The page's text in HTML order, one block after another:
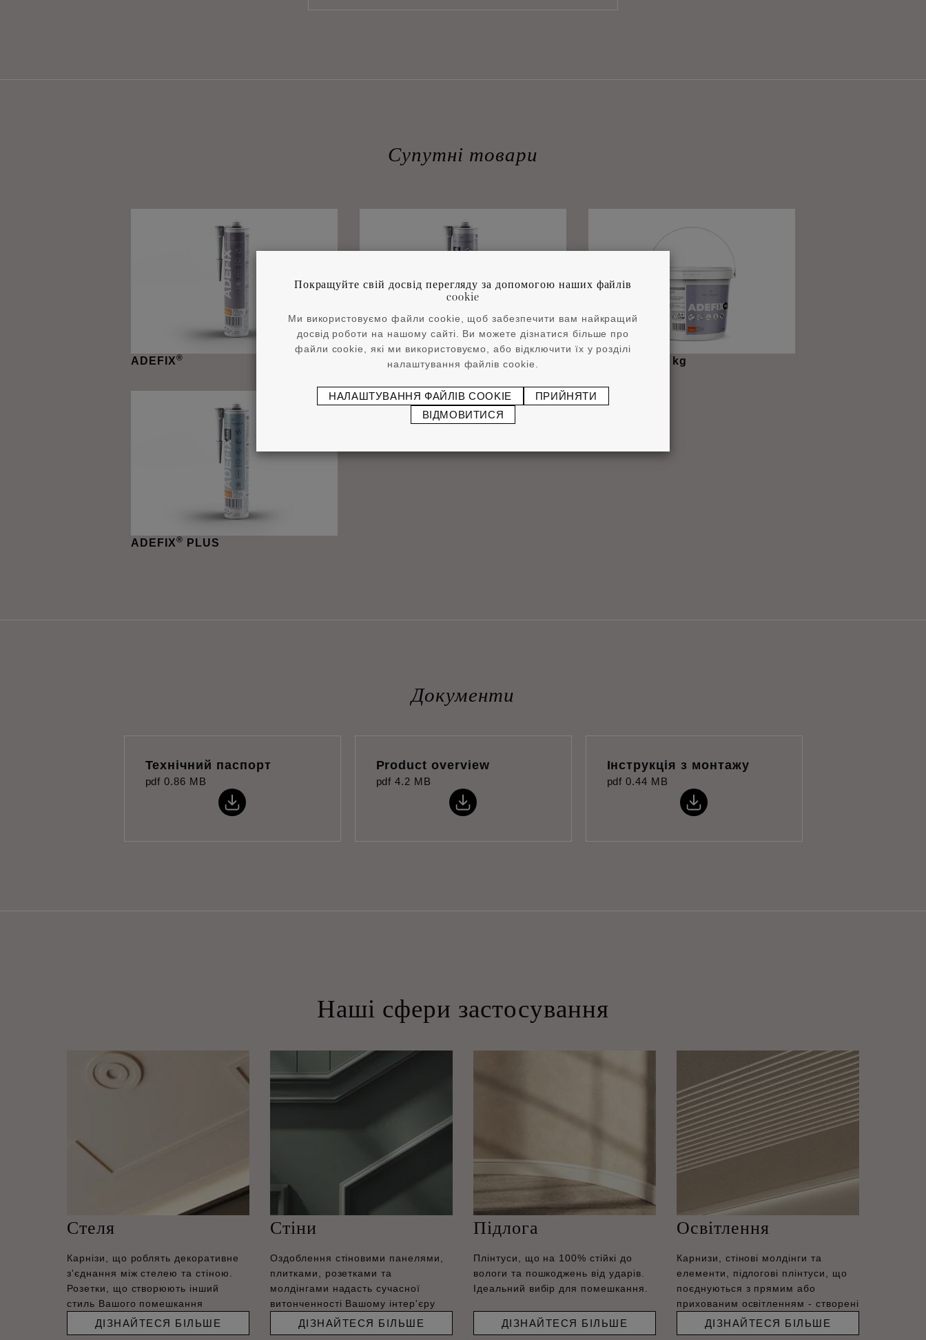
Супутні товари
ADEFIX® ADEFIX P5 310 ml P5 5 kg
ADEFIX® PLUS
Документи
Технічний паспорт
pdf 0.86 MB
Product overview
pdf 4.2 MB
Інструкція з монтажу
pdf 0.44 MB
Наші сфери застосування
Стеля
Карнізи, що роблять декоративне
з'єднання між стелею та стіною.
Розетки, що створюють інший
стиль Вашого помешкання
ДІЗНАЙТЕСЯ БІЛЬШЕ
Стіни
Оздоблення стіновими панелями,
плитками, розетками та
молдінгами надасть сучасної
витонченності Вашому інтер'єру
ДІЗНАЙТЕСЯ БІЛЬШЕ
Підлога
Плінтуси, що на 100% стійкі до
вологи та пошкоджень від ударів.
Ідеальний вибір для помешкання.
ДІЗНАЙТЕСЯ БІЛЬШЕ
Освітлення
Карнизи, стінові молдінги та
елементи, підлогові плінтуси, що
поєднуються з прямим або
прихованим освітленням - створені
ДІЗНАЙТЕСЯ БІЛЬШЕ
Покращуйте свій досвід перегляду за допомогою наших файлів
cookie
Ми використовуємо файли cookie, щоб забезпечити вам найкращий
досвід роботи на нашому сайті. Ви можете дізнатися більше про
файли cookie, які ми використовуємо, або відключити їх у розділі
налаштування файлів cookie.
НАЛАШТУВАННЯ ФАЙЛІВ COOKIE
ПРИЙНЯТИ
ВІДМОВИТИСЯ